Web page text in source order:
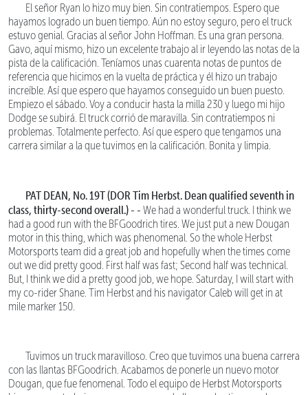
El señor Ryan lo hizo muy bien. Sin contratiempos. Espero que
hayamos logrado un buen tiempo. Aún no estoy seguro, pero el truck
estuvo genial. Gracias al señor John Hoffman. Es una gran persona.
Gavo, aquí mismo, hizo un excelente trabajo al ir leyendo las notas de la
pista de la calificación. Teníamos unas cuarenta notas de puntos de
referencia que hicimos en la vuelta de práctica y él hizo un trabajo
increíble. Así que espero que hayamos conseguido un buen puesto.
Empiezo el sábado. Voy a conducir hasta la milla 230 y luego mi hijo
Dodge se subirá. El truck corrió de maravilla. Sin contratiempos ni
problemas. Totalmente perfecto. Así que espero que tengamos una
carrera similar a la que tuvimos en la calificación. Bonita y limpia.
PAT DEAN, No. 19T (DOR Tim Herbst. Dean qualified seventh in
class, thirty-second overall.) - - We had a wonderful truck. I think we
had a good run with the BFGoodrich tires. We just put a new Dougan
motor in this thing, which was phenomenal. So the whole Herbst
Motorsports team did a great job and hopefully when the times come
out we did pretty good. First half was fast; Second half was technical.
But, I think we did a pretty good job, we hope. Saturday, I will start with
my co-rider Shane. Tim Herbst and his navigator Caleb will get in at
mile marker 150.
Tuvimos un truck maravilloso. Creo que tuvimos una buena carrera
con las llantas BFGoodrich. Acabamos de ponerle un nuevo motor
Dougan, que fue fenomenal. Todo el equipo de Herbst Motorsports